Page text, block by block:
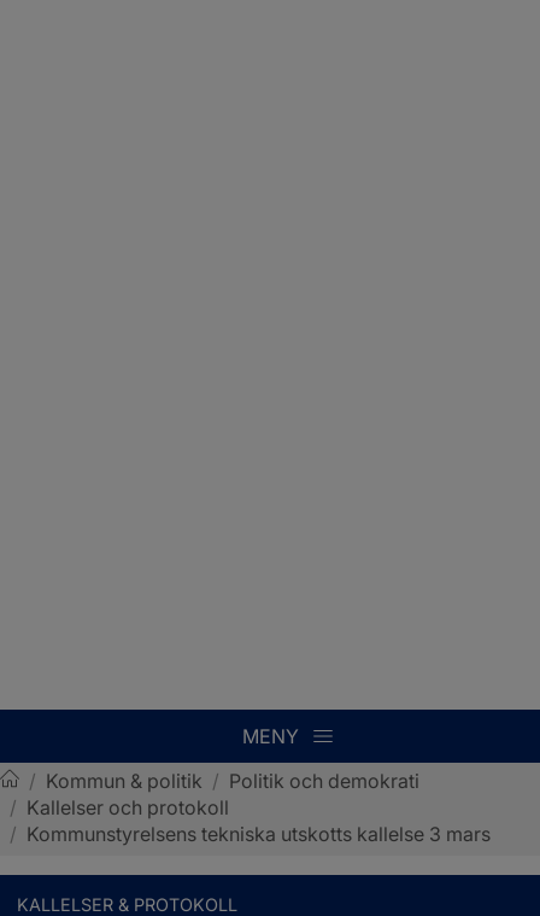
MENY
Sotenäs kommun
/ Kommun & politik / Politik och demokrati
/ Kallelser och protokoll
/ Kommunstyrelsens tekniska utskotts kallelse 3 mars
KALLELSER & PROTOKOLL